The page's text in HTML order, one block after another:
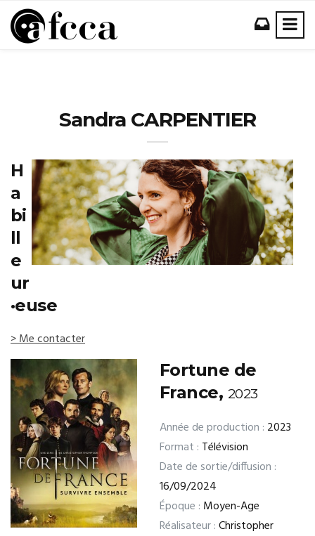
Sandra CARPENTIER
H
a
bi
ll
e
ur
·euse
> Me contacter
Fortune de
France, 2023
Année de production : 2023
Format : Télévision
Date de sortie/diffusion :
16/09/2024
Époque : Moyen-Age
Réalisateur :Christopher